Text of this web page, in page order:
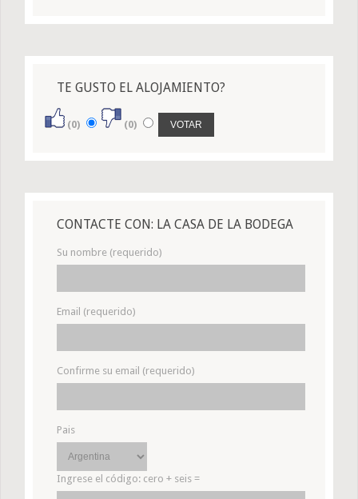
TE GUSTO EL ALOJAMIENTO?
(0) (0)
CONTACTE CON: LA CASA DE LA BODEGA
Su nombre (requerido)
Email (requerido)
Confirme su email (requerido)
Pais
Ingrese el código: cero + seis =